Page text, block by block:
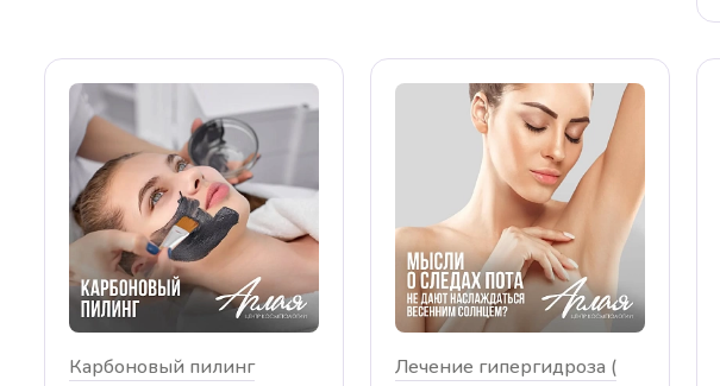
Карбоновый пилинг
Лечение гипергидроза (